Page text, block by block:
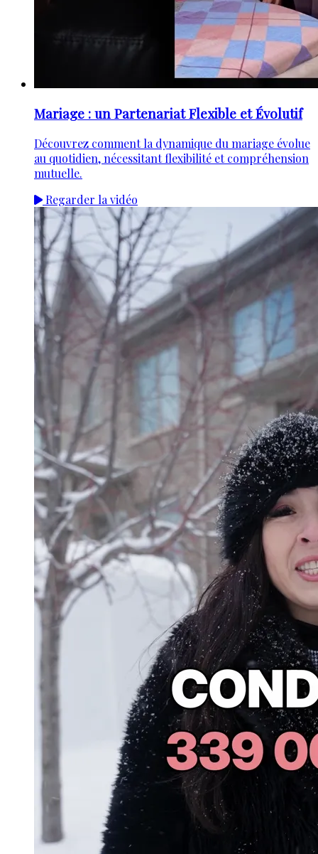
Mariage : un Partenariat Flexible et Évolutif
Découvrez comment la dynamique du mariage évolue
au quotidien, nécessitant flexibilité et compréhension
mutuelle.
Regarder la vidéo